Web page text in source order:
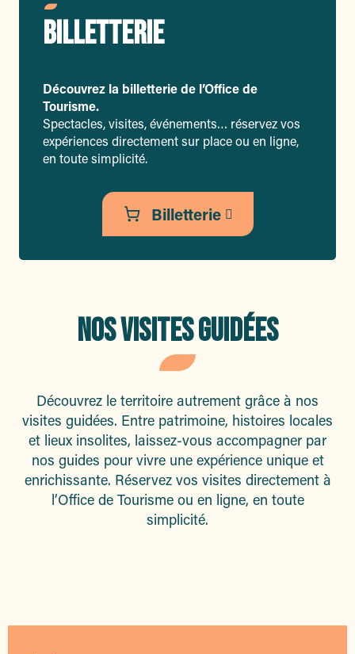
BILLETTERIE
Découvrez la billetterie de l’Office de
Tourisme.
Spectacles, visites, événements… réservez vos
expériences directement sur place ou en ligne,
en toute simplicité.
Billetterie
NOS VISITES GUIDÉES
Découvrez le territoire autrement grâce à nos
visites guidées. Entre patrimoine, histoires locales
et lieux insolites, laissez-vous accompagner par
nos guides pour vivre une expérience unique et
enrichissante. Réservez vos visites directement à
l’Office de Tourisme ou en ligne, en toute
simplicité.